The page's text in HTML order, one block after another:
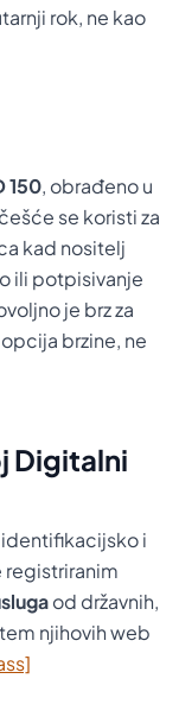
rok, ne kao
150, obrađeno u
se koristi za
kad nositelj
ili potpisivanje
je brz za
brzine, ne
Digitalni
identifikacijsko i
od državnih,
njihovih web